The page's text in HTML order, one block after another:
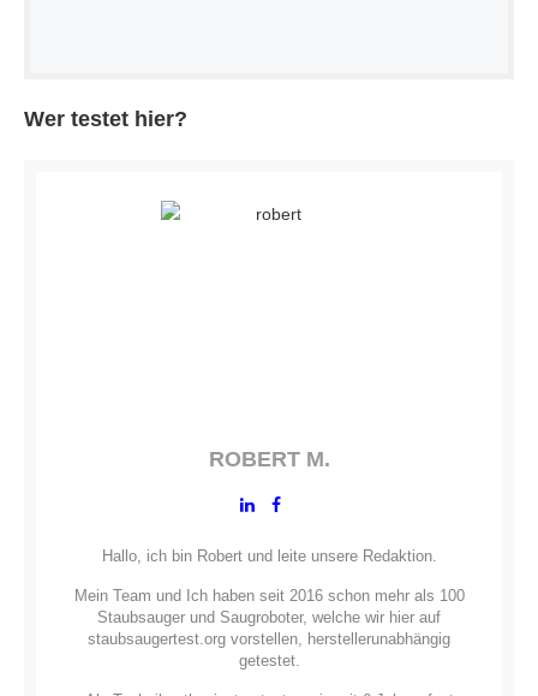
Wer testet hier?
ROBERT M.
Hallo, ich bin Robert und leite unsere Redaktion.
Mein Team und Ich haben seit 2016 schon mehr als 100
Staubsauger und Saugroboter, welche wir hier auf
staubsaugertest.org vorstellen, herstellerunabhängig
getestet.